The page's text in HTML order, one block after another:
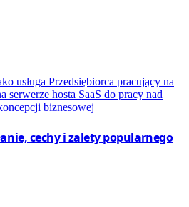
cechy i zalety popularnego